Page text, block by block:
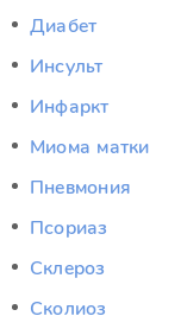
Диабет
Инсульт
Инфаркт
Миома матки
Пневмония
Псориаз
Склероз
Сколиоз